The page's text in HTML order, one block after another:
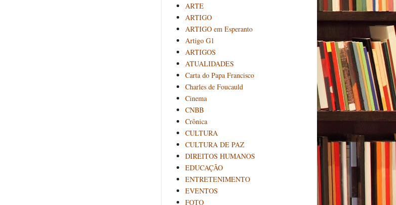
ARTE
ARTIGO
ARTIGO em Esperanto
Artigo G1
ARTIGOS
ATUALIDADES
Carta do Papa Francisco
Charles de Foucauld
Cinema
CNBB
Crônica
CULTURA
CULTURA DE PAZ
DIREITOS HUMANOS
EDUCAÇÃO
ENTRETENIMENTO
EVENTOS
FOTO